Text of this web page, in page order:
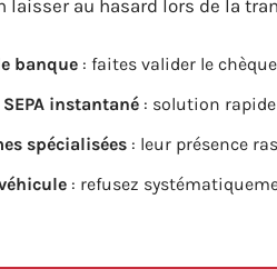
laisser au hasard lors de la
banque : faites valider le
instantané : solution
spécialisées : leur présence
: refusez